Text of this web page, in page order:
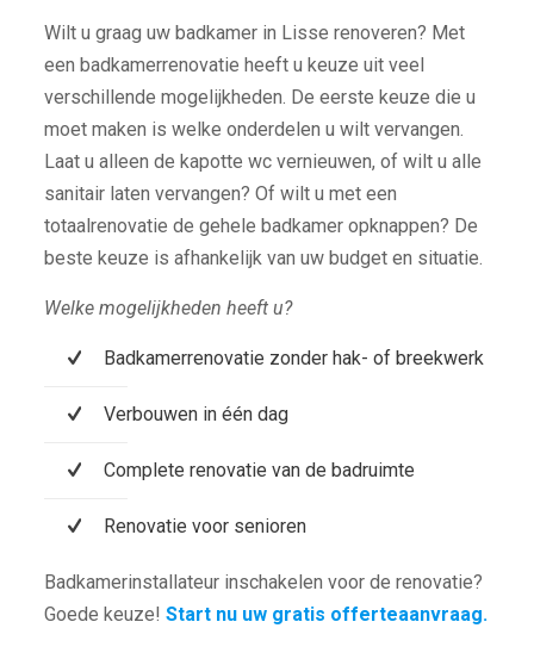
Wilt u graag uw badkamer in Lisse renoveren? Met
een badkamerrenovatie heeft u keuze uit veel
verschillende mogelijkheden. De eerste keuze die u
moet maken is welke onderdelen u wilt vervangen.
Laat u alleen de kapotte wc vernieuwen, of wilt u alle
sanitair laten vervangen? Of wilt u met een
totaalrenovatie de gehele badkamer opknappen? De
beste keuze is afhankelijk van uw budget en situatie.
Welke mogelijkheden heeft u?
Badkamerrenovatie zonder hak- of breekwerk
Verbouwen in één dag
Complete renovatie van de badruimte
Renovatie voor senioren
Badkamerinstallateur inschakelen voor de renovatie?
Goede keuze! Start nu uw gratis offerteaanvraag.